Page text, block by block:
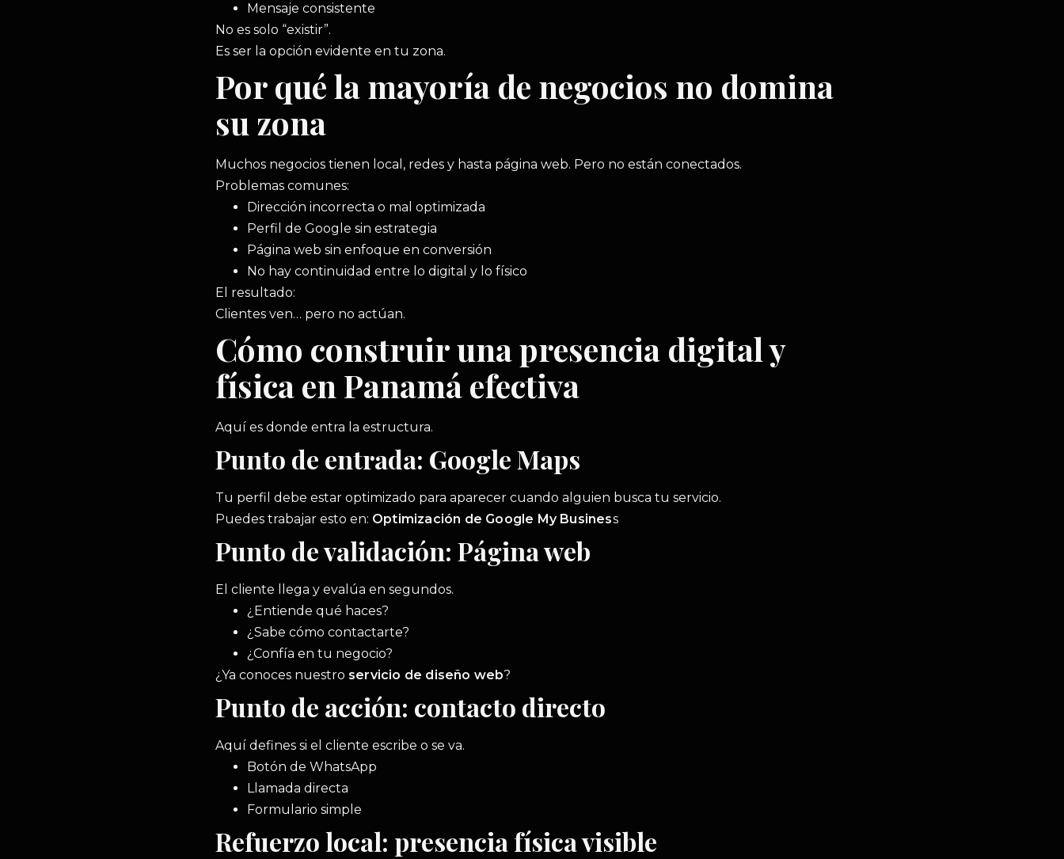
Mensaje consistente
No es solo “existir”.
Es ser la opción evidente en tu zona.
Por qué la mayoría de negocios no domina
su zona
Muchos negocios tienen local, redes y hasta página web. Pero no están conectados.
Problemas comunes:
Dirección incorrecta o mal optimizada
Perfil de Google sin estrategia
Página web sin enfoque en conversión
No hay continuidad entre lo digital y lo físico
El resultado:
Clientes ven… pero no actúan.
Cómo construir una presencia digital y
física en Panamá efectiva
Aquí es donde entra la estructura.
Punto de entrada: Google Maps
Tu perfil debe estar optimizado para aparecer cuando alguien busca tu servicio.
Puedes trabajar esto en: Optimización de Google My Business
Punto de validación: Página web
El cliente llega y evalúa en segundos.
¿Entiende qué haces?
¿Sabe cómo contactarte?
¿Confía en tu negocio?
¿Ya conoces nuestro servicio de diseño web?
Punto de acción: contacto directo
Aquí defines si el cliente escribe o se va.
Botón de WhatsApp
Llamada directa
Formulario simple
Refuerzo local: presencia física visible